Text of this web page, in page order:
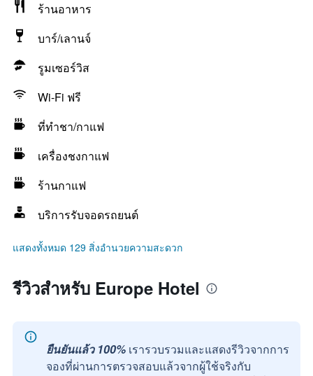
ร้านอาหาร
บาร์/เลานจ์
รูมเซอร์วิส
Wi-Fi ฟรี
ที่ทำชา/กาแฟ
เครื่องชงกาแฟ
ร้านกาแฟ
บริการรับจอดรถยนต์
แสดงทั้งหมด 129 สิ่งอำนวยความสะดวก
รีวิวสำหรับ Europe Hotel
ยืนยันแล้ว 100% เรารวบรวมและแสดงรีวิวจากการ
จองที่ผ่านการตรวจสอบแล้วจากผู้ใช้จริงกับ